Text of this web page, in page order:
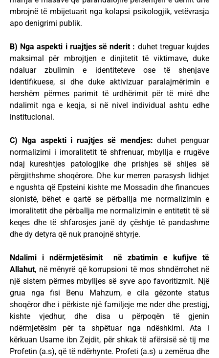
mbrojnë të mbijetuarit nga kolapsi psikologjik, vetëvrasja
apo denigrimi publik.
B) Nga aspekti i ruajtjes së nderit : duhet treguar kujdes
maksimal për mbrojtjen e dinjitetit të viktimave, duke
ndaluar zbulimin e identiteteve ose të shenjave
identifikuese, si dhe duke aktivizuar paralajmërimin e
hershëm përmes parimit të urdhërimit për të mirë dhe
ndalimit nga e keqja, si në nivel individual ashtu edhe
institucional.
C) Nga aspekti i ruajtjes së mendjes: duhet penguar
normalizimi i imoralitetit të shfrenuar, mbyllja e rrugëve
ndaj kureshtjes patologjike dhe prishjes së shijes së
përgjithshme shoqërore. Dhe kur merren parasysh lidhjet
e ngushta që Epsteini kishte me Mossadin dhe financues
sionistë, bëhet e qartë se përballja me normalizimin e
imoralitetit dhe përballja me normalizimin e entitetit të së
keqes dhe të shfarosjes janë dy çështje të pandashme
dhe dy detyra që nuk pranojnë shtyrje.
Ndalimi i ndërmjetësimit në zbatimin e kufijve të
Allahut, në mënyrë që korrupsioni të mos shndërrohet në
një sistem përmes mbylljes së syve apo favoritizmit. Një
grua nga fisi Benu Mahzum, e cila gëzonte status
shoqëror dhe i përkiste një familjeje me nder dhe prestigj,
kishte vjedhur, dhe disa u përpoqën të gjenin
ndërmjetësim për ta shpëtuar nga ndëshkimi. Ata i
kërkuan Usame ibn Zejdit, për shkak të afërsisë së tij me
Profetin (a.s), që të ndërhynte. Profeti (a.s) u zemërua dhe